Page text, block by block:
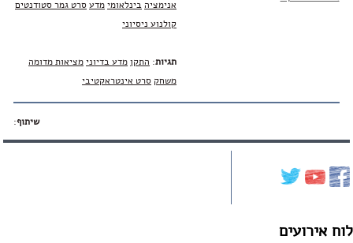
אנימציה בינלאומימדעסרט גמר סטודנטים
קולנוע ניסיוני
תגיות: התקןמדע בדיונימציאות מדומה
משחק סרט אינטראקטיבי
שיתוף:
לוח אירועים